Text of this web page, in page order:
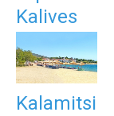
Kalives
Kalamitsi